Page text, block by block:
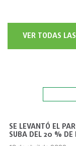
VER TODAS
SE LEVANTÓ EL
SUBA DEL 20 % DE